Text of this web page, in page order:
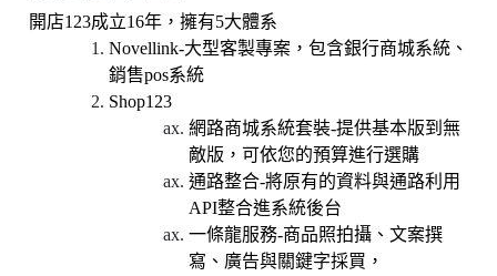
開店123成立16年，擁有5大體系
Novellink-大型客製專案，包含銀行商城系統、
銷售pos系統
Shop123
網路商城系統套裝-提供基本版到無
敵版，可依您的預算進行選購
通路整合-將原有的資料與通路利用
API整合進系統後台
一條龍服務-商品照拍攝、文案撰
寫、廣告與關鍵字採買，